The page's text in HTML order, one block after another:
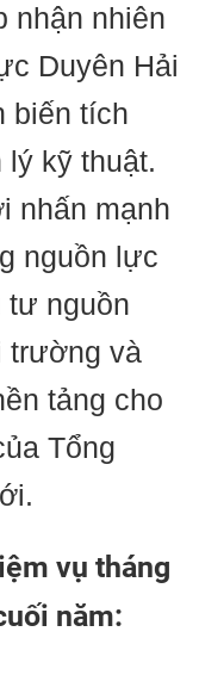
nhận nhiên
Duyên Hải
biến tích
lý kỹ thuật.
nhấn mạnh
nguồn lực
tư nguồn
trường và
tảng cho
Tổng
vụ tháng
năm: